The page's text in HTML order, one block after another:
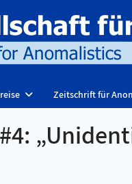
Zeitschrift für